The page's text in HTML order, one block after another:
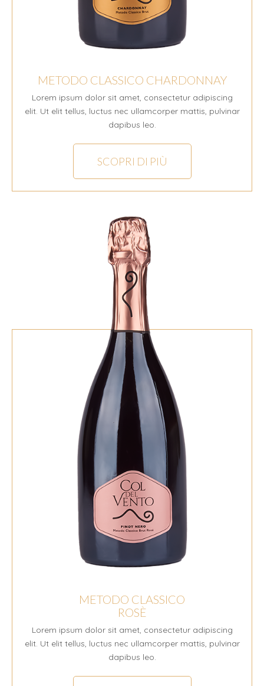
METODO CLASSICO CHARDONNAY
Lorem ipsum dolor sit amet, consectetur adipiscing
elit. Ut elit tellus, luctus nec ullamcorper mattis, pulvinar
dapibus leo.
SCOPRI DI PIÙ
METODO CLASSICO
ROSÈ
Lorem ipsum dolor sit amet, consectetur adipiscing
elit. Ut elit tellus, luctus nec ullamcorper mattis, pulvinar
dapibus leo.